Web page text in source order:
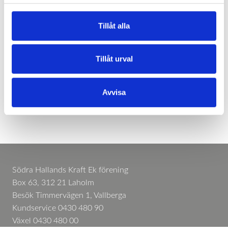
Tillåt alla
Tillåt urval
Avvisa
Södra Hallands Kraft Ek förening
Box 63, 312 21 Laholm
Besök Timmervägen 1, Vallberga
Kundservice 0430 480 90
Växel 0430 480 00